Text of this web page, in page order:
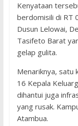
Kenyataan
berdomisili di RT
Dusun Lelowai,
Tasifeto Barat
gelap gulita.
Menariknya, satu
16 Kepala
dihantui juga
yang rusak.
Atambua.